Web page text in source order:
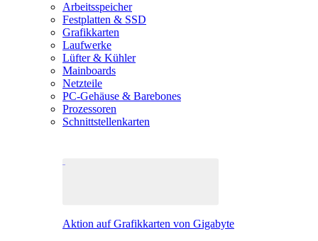
Arbeitsspeicher
Festplatten & SSD
Grafikkarten
Laufwerke
Lüfter & Kühler
Mainboards
Netzteile
PC-Gehäuse & Barebones
Prozessoren
Schnittstellenkarten
Aktion auf Grafikkarten von Gigabyte